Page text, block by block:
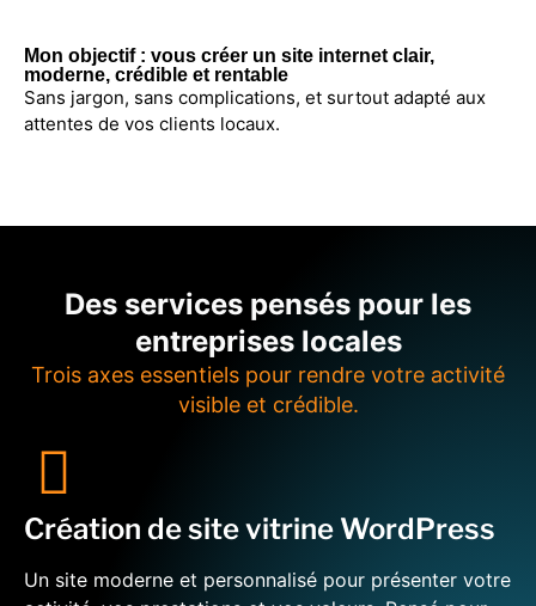
Mon objectif : vous créer un site internet clair,
moderne, crédible et rentable
Sans jargon, sans complications, et surtout adapté aux
attentes de vos clients locaux.
Des services pensés pour les
entreprises locales
Trois axes essentiels pour rendre votre activité
visible et crédible.
Création de site vitrine WordPress
Un site moderne et personnalisé pour présenter votre